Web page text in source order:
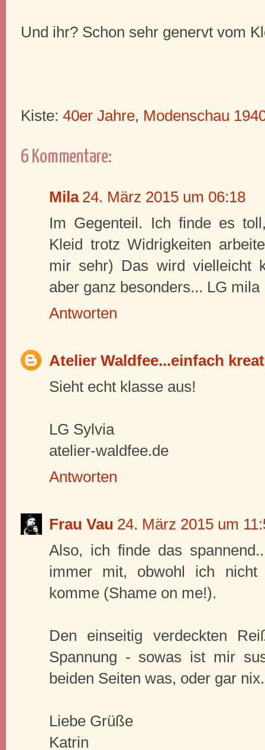
Und ihr? Schon sehr genervt vom
Kiste: 40er Jahre, Modenschau
6 Kommentare:
Mila 24. März 2015 um 06:18
Im Gegenteil. Ich finde es
Kleid trotz Widrigkeiten
mir sehr) Das wird vielleicht
aber ganz besonders... LG mila
Antworten
Atelier Waldfee...einfach
Sieht echt klasse aus!
LG Sylvia
atelier-waldfee.de
Antworten
Frau Vau 24. März 2015 um
Also, ich finde das
immer mit, obwohl ich nicht
komme (Shame on me!).
Den einseitig verdeckten
Spannung - sowas ist mir
beiden Seiten was, oder gar
Liebe Grüße
Katrin